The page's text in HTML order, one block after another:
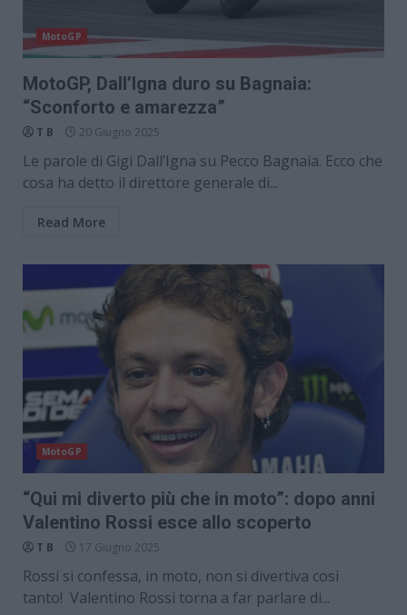
MotoGP
MotoGP, Dall’Igna duro su Bagnaia:
“Sconforto e amarezza”
T B 20 Giugno 2025
Le parole di Gigi Dall’Igna su Pecco Bagnaia. Ecco che
cosa ha detto il direttore generale di...
Read More
MotoGP
“Qui mi diverto più che in moto”: dopo anni
Valentino Rossi esce allo scoperto
T B 17 Giugno 2025
Rossi si confessa, in moto, non si divertiva così
tanto! Valentino Rossi torna a far parlare di...